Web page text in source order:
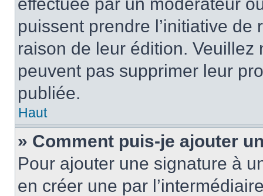
puissent prendre l’initiative
raison de leur édition.
peuvent pas supprimer leur
publiée.
Haut
» Comment puis-je ajouter
Pour ajouter une signature à
en créer une par